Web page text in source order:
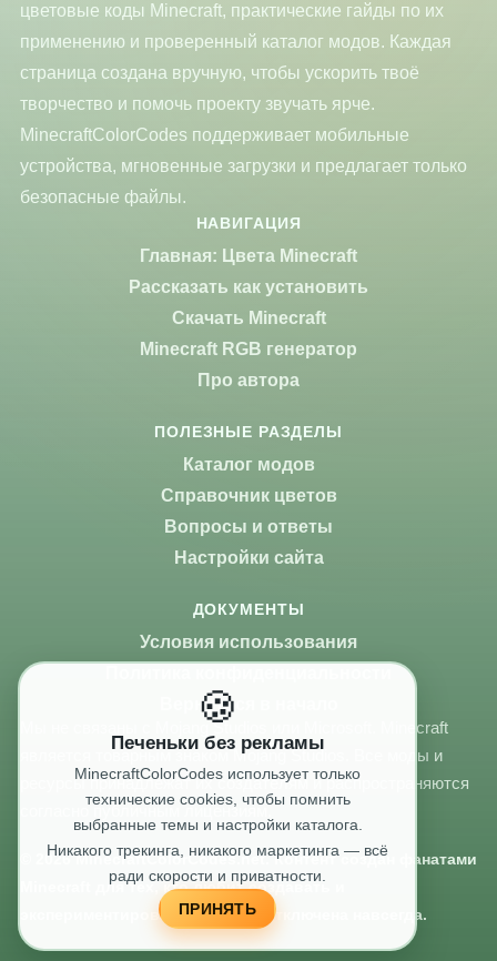
цветовые коды Minecraft, практические гайды по их
применению и проверенный каталог модов. Каждая
страница создана вручную, чтобы ускорить твоё
творчество и помочь проекту звучать ярче.
MinecraftColorCodes поддерживает мобильные
устройства, мгновенные загрузки и предлагает только
безопасные файлы.
НАВИГАЦИЯ
Главная: Цвета Minecraft
Рассказать как установить
Скачать Minecraft
Minecraft RGB генератор
Про автора
ПОЛЕЗНЫЕ РАЗДЕЛЫ
Каталог модов
Справочник цветов
Вопросы и ответы
Настройки сайта
ДОКУМЕНТЫ
Условия использования
Вернуться в начало
Мы не связаны с Mojang Studios или Microsoft. Minecraft
является товарным знаком Mojang Studios. Все моды и
ресурсы принадлежат их создателям и распространяются
согласно публичным лицензиям.
© 2026 MinecraftColorCodes.net. Контент создан фанатами
Minecraft для тех, кто любит создавать и
экспериментировать. Реклама отключена навсегда.
🍪
Печеньки без рекламы
MinecraftColorCodes использует только
технические cookies, чтобы помнить
выбранные темы и настройки каталога.
Никакого трекинга, никакого маркетинга — всё
ради скорости и приватности.
ПРИНЯТЬ